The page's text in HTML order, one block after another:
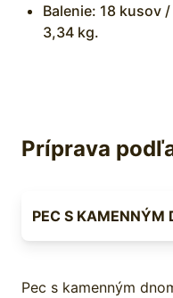
Balenie: 18 kusov
3,34 kg.
Príprava
PEC S KAMENNÝM
Pec s kamenným